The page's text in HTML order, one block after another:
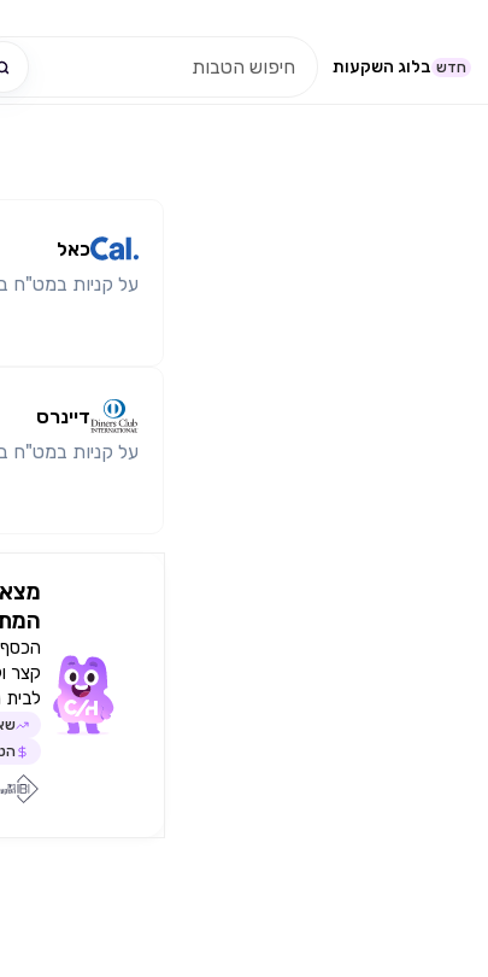
בלוג השקעות חדש
כאל
על קניות במט"ח
דיינרס
על קניות במט"ח
הכסף
קצר